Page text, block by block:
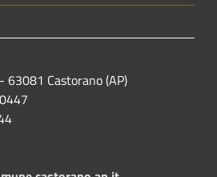
63081 Castorano (AP)